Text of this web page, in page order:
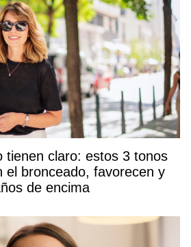
tienen claro: estos 3 tonos
el bronceado, favorecen y
de encima